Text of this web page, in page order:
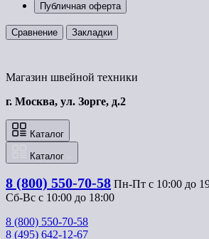
Публичная оферта
Сравнение Закладки
Магазин швейной техники
г. Москва, ул. Зорге, д.2
Каталог
Каталог
8 (800) 550-70-58 Пн-Пт с 10:00 до
Сб-Вс с 10:00 до 18:00
8 (800) 550-70-58
8 (495) 642-12-67